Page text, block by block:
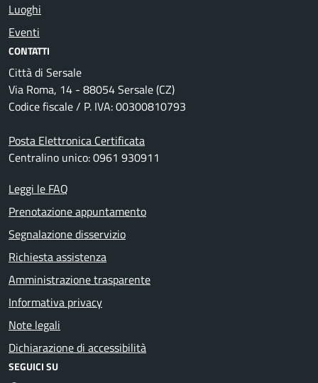
Luoghi
Eventi
CONTATTI
Città di Sersale
Via Roma, 14 - 88054 Sersale (CZ)
Codice fiscale / P. IVA: 00300810793
Posta Elettronica Certificata
Centralino unico: 0961 930911
Leggi le FAQ
Prenotazione appuntamento
Segnalazione disservizio
Richiesta assistenza
Amministrazione trasparente
Informativa privacy
Note legali
Dichiarazione di accessibilità
SEGUICI SU